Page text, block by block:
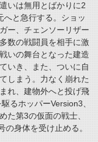
いは無用とばかりに2
へと急行する。ショッ
ー、チェンソーリザー
数の戦闘員を相手に激
いの舞台となった建造
いき、また、ついに自
しまう。力なく崩れた
れ、建物外へと投げ飛
るホッパーVersion3、
た第3の仮面の戦士、
身体を受け止める。